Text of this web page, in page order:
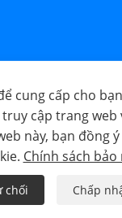
cung cấp cho
cập trang web
này, bạn đồng
Chính sách bảo
chối Chấp